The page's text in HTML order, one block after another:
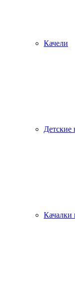
Качели
Детские
Качалки